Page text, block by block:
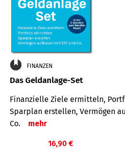
FINANZEN
Das Geldanlage-Set
Finanzielle Ziele ermitteln,
Sparplan erstellen, Vermögen
Co.
mehr
16,90 €